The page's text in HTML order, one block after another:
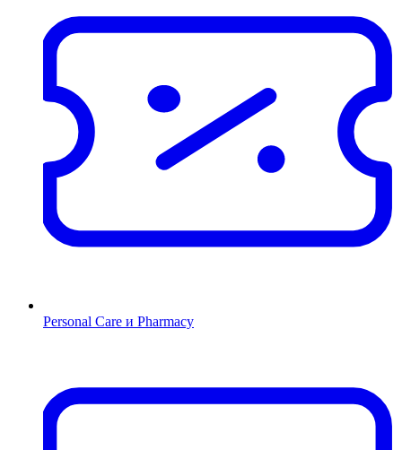
Personal Care и Pharmacy